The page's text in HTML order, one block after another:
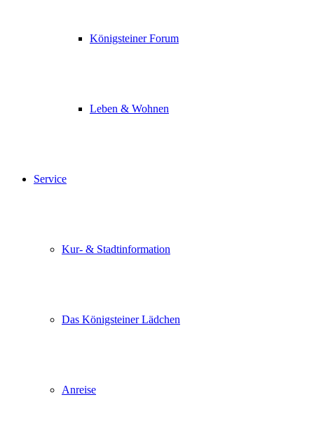
Königsteiner Forum
Leben & Wohnen
Service
Kur- & Stadtinformation
Das Königsteiner Lädchen
Anreise